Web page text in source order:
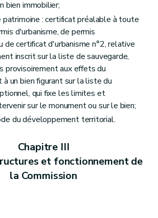
section 5 Avis de la Commission royale des Monuments, Sites et Fouilles
511
section 6 Envoi du certificat de patrimoine
Art. 512
section 7 Durée de validité
513
III/1 De la déclaration préalable et des actes et travaux conservatoires d'urgence
1
De la déclaration préalable
513/1
2 Des actes et travaux conservatoires d'urgence
513/2
III/2 Des subventions pour la réalisation d'une opération de maintenance, d'études préalables et de travaux de restauration sur monuments classés
re
Définitions
2 Règles générales
514/1
3 Opérations de maintenance
514/2
bien immobilier;
patrimoine : certificat préalable à toute
d'urbanisme, de permis
de certificat d'urbanisme n°2, relative
inscrit sur la liste de sauvegarde,
provisoirement aux effets du
un bien figurant sur la liste du
qui fixe les limites et
sur le monument ou sur le bien;
du développement territorial.
Chapitre III
et fonctionnement de
la Commission